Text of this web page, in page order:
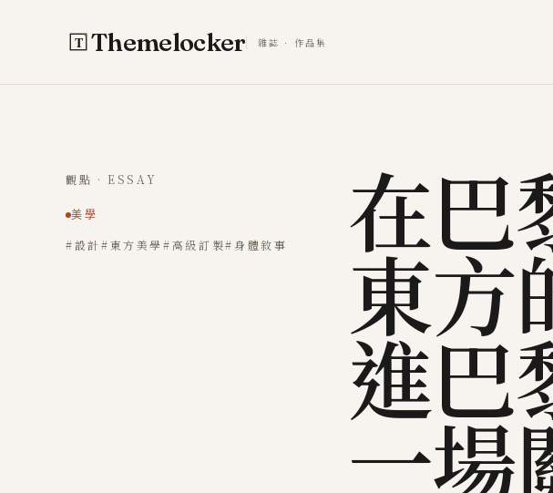
Themelocker 雜誌 · 作品集
觀點 · ESSAY
美學
#設計#東方美學#高級訂製#身體敘事 在巴
東方
進巴
一場